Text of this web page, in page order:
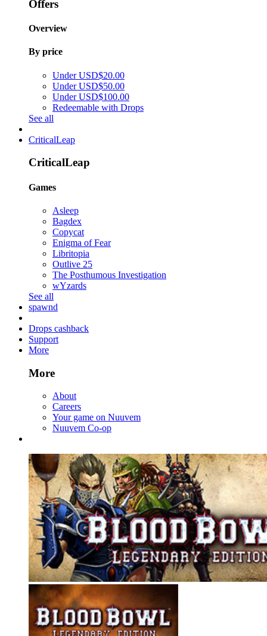
Offers
Overview
By price
Under USD$20.00
Under USD$50.00
Under USD$100.00
Redeemable with Drops
See all
CriticalLeap
CriticalLeap
Games
Asleep
Bagdex
Copycat
Enigma of Fear
Libritopia
Outlive 25
The Posthumous Investigation
wYzards
See all
spawnd
Drops cashback
Support
More
More
About
Careers
Your game on Nuuvem
Nuuvem Co-op